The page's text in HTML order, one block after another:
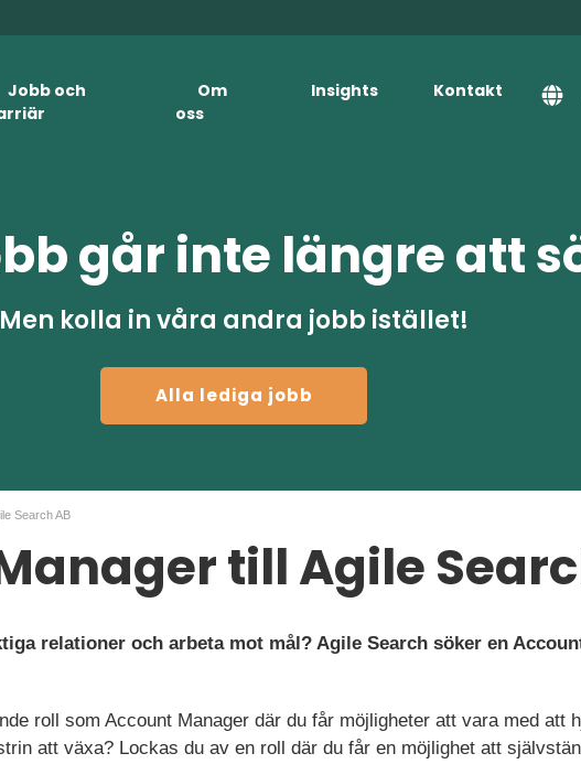
Jobb och
Om
oss
Insights Kontakt
går inte längre att
Men kolla in våra andra jobb istället!
Alla lediga jobb
Search AB
till Agile
relationer och arbeta mot mål? Agile Search söker en
roll som Account Manager där du får möjligheter att vara med att
att växa? Lockas du av en roll där du får en möjlighet att